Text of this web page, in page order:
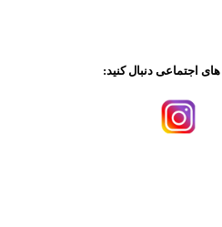
اجتماعی دنبال کنید: